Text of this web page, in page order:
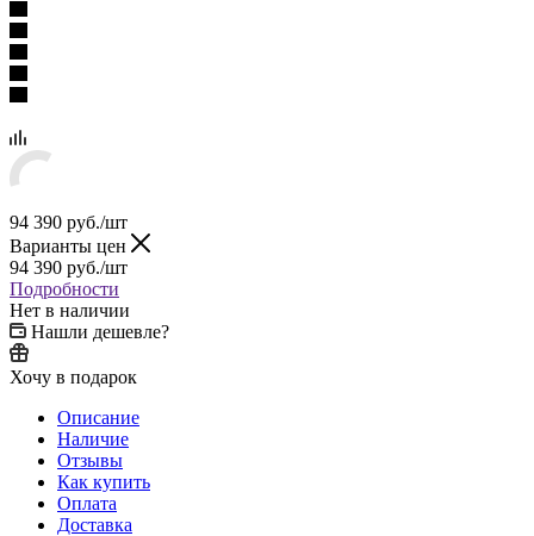
94 390 руб./шт
Варианты цен
94 390 руб./шт
Подробности
Нет в наличии
Нашли дешевле?
Хочу в подарок
Описание
Наличие
Отзывы
Как купить
Оплата
Доставка